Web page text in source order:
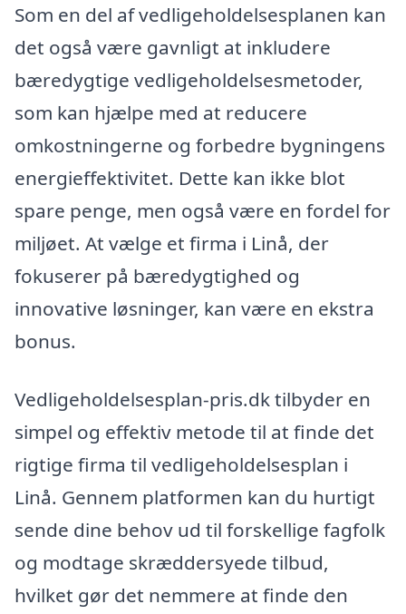
Som en del af vedligeholdelsesplanen kan
det også være gavnligt at inkludere
bæredygtige vedligeholdelsesmetoder,
som kan hjælpe med at reducere
omkostningerne og forbedre bygningens
energieffektivitet. Dette kan ikke blot
spare penge, men også være en fordel for
miljøet. At vælge et firma i Linå, der
fokuserer på bæredygtighed og
innovative løsninger, kan være en ekstra
bonus.
Vedligeholdelsesplan-pris.dk tilbyder en
simpel og effektiv metode til at finde det
rigtige firma til vedligeholdelsesplan i
Linå. Gennem platformen kan du hurtigt
sende dine behov ud til forskellige fagfolk
og modtage skræddersyede tilbud,
hvilket gør det nemmere at finde den